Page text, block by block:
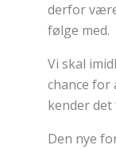
derfor
følge med.
Vi skal
chance for
kender
Den nye